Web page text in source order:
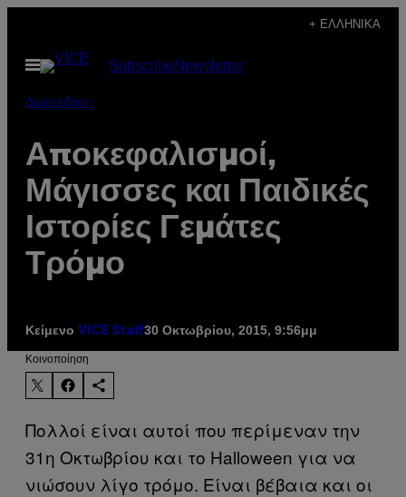
περιεχόμενο
+ ΕΛΛΗΝΙΚΆ
Ανοίξτε
το
SubscribeNewsletter
Διασκέδαση
Αποκεφαλισμοί,
Μάγισσες και Παιδικές
Ιστορίες Γεμάτες
Τρόμο
Κείμενο VICE Staff30 Οκτωβρίου, 2015, 9:56μμ
Kοινοποίηση
Πολλοί είναι αυτοί που περίμεναν την
31η Οκτωβρίου και το Halloween για να
νιώσουν λίγο τρόμο. Είναι βέβαια και οι